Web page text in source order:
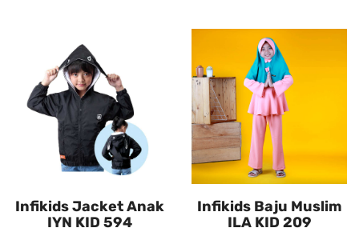
Infikids Jacket Anak
IYN KID 594
Infikids Baju Muslim
ILA KID 209